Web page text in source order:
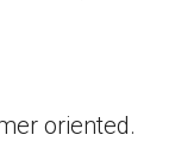
oriented.